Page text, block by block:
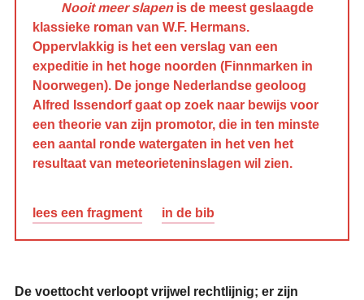
Nooit meer slapenis de meest geslaagde
klassieke roman van W.F. Hermans.
Oppervlakkig is het een verslag van een
expeditie in het hoge noorden (Finnmarken in
Noorwegen). De jonge Nederlandse geoloog
Alfred Issendorf gaat op zoek naar bewijs voor
een theorie van zijn promotor, die in ten minste
een aantal ronde watergaten in het ven het
resultaat van meteorieteninslagen wil zien.
lees een fragment in de bib
De voettocht verloopt vrijwel rechtlijnig; er zijn